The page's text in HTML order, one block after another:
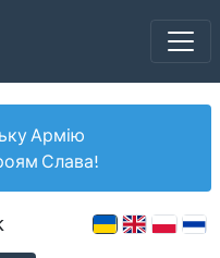
Армію
Слава!